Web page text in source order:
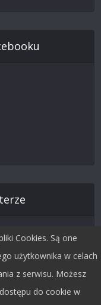
Cookies. Są one
użytkownika w celach
z serwisu. Możesz
do cookie w